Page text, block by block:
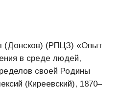
(Донсков) (РПЦЗ) «Опыт
в среде людей,
своей Родины
(Киреевский), 1870–